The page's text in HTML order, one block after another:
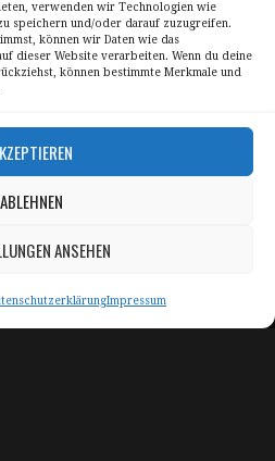
verwenden wir Technologien wie
speichern und/oder darauf zuzugreifen.
können wir Daten wie das
dieser Website verarbeiten. Wenn du deine
können bestimmte Merkmale und
ABLEHNEN
ANSEHEN
Impressum
Überblick
dem Urheberrecht von